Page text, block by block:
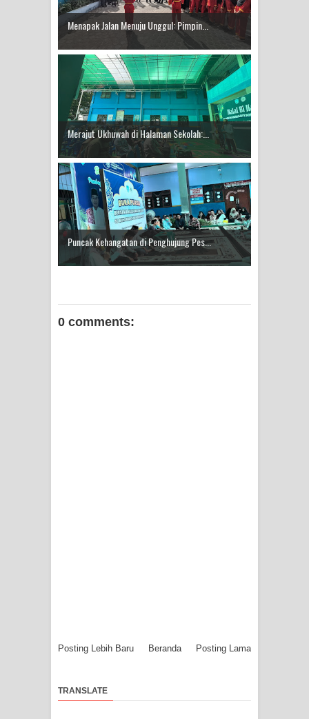
Menapak Jalan Menuju Unggul: Pimpin...
Merajut Ukhuwah di Halaman Sekolah:...
Puncak Kehangatan di Penghujung Pes...
0 comments:
Posting Lebih Baru Posting Lama
Beranda
TRANSLATE